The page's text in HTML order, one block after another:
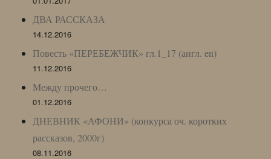
ДВА РАССКАЗА
14.12.2016
Повесть «ПЕРЕБЕЖЧИК» гл.1_17 (англ. en)
11.12.2016
Между прочего…
01.12.2016
ДНЕВНИК «АФОНИ» (конкурса оч. коротких
рассказов, 2000г)
08.11.2016